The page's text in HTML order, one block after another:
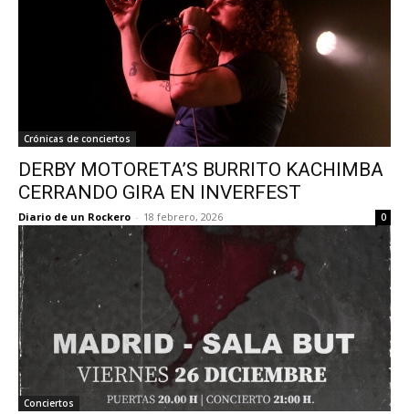
Crónicas de conciertos
DERBY MOTORETA’S BURRITO KACHIMBA
CERRANDO GIRA EN INVERFEST
Diario de un Rockero - 18 febrero, 2026 0
Conciertos